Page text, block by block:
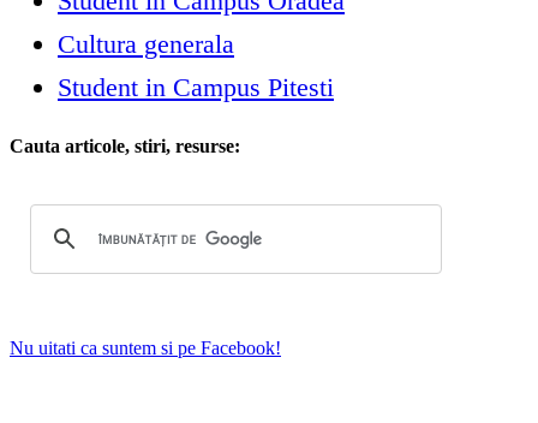
Cultura generala
Student in Campus Pitesti
Cauta articole, stiri, resurse:
Nu uitati ca suntem si pe Facebook!